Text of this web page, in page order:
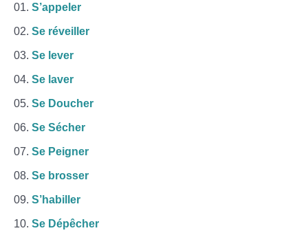
S’appeler
Se réveiller
Se lever
Se laver
Se Doucher
Se Sécher
Se Peigner
Se brosser
S’habiller
Se Dépêcher